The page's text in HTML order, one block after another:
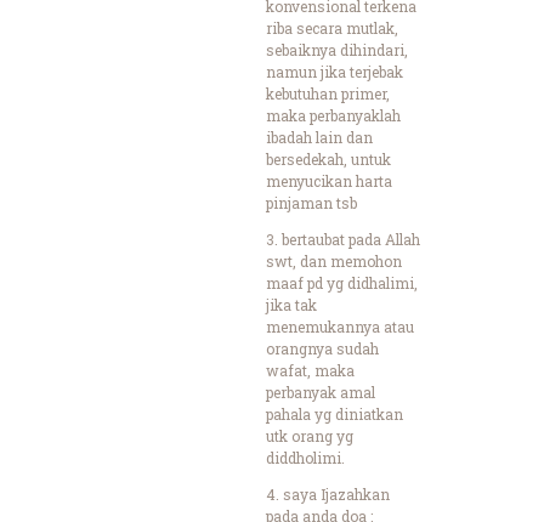
konvensional terkena
riba secara mutlak,
sebaiknya dihindari,
namun jika terjebak
kebutuhan primer,
maka perbanyaklah
ibadah lain dan
bersedekah, untuk
menyucikan harta
pinjaman tsb
3. bertaubat pada Allah
swt, dan memohon
maaf pd yg didhalimi,
jika tak
menemukannya atau
orangnya sudah
wafat, maka
perbanyak amal
pahala yg diniatkan
utk orang yg
diddholimi.
4. saya Ijazahkan
pada anda doa :